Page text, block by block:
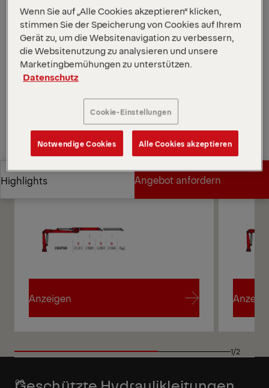
Technologien Epscope und Epslink sowie ein
Doppeldrehsystem.
*Je nach gewählter Variante und Ausrüstung.
Diagramme öffnen
Angebot anfordern
Angebot anfordern
Vertriebspartner finden
Vertriebspartner finden
Highlights
Angebot anfordern
Diagramme
Anzeigen
1/2
Wenn Sie auf „Alle Cookies akzeptieren“ klicken,
stimmen Sie der Speicherung von Cookies auf Ihrem
Gerät zu, um die Websitenavigation zu verbessern,
die Websitenutzung zu analysieren und unsere
Marketingbemühungen zu unterstützen.
Datenschutz
Cookie-Einstellungen
Notwendige Cookies Alle Cookies akzeptieren